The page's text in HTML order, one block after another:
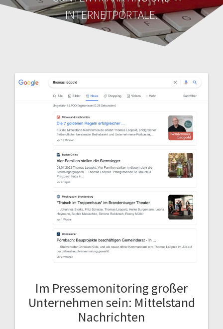
INTERNETPORTALE.
Im Pressemonitoring großer
Unternehmen sein: Mittelstand
Nachrichten